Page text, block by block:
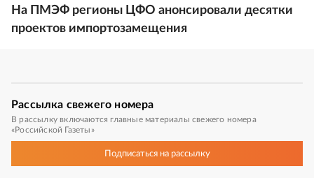
На ПМЭФ регионы ЦФО анонсировали десятки
проектов импортозамещения
Рассылка свежего номера
В рассылку включаются главные материалы свежего номера
«Российской Газеты»
Подписатьсяна рассылку